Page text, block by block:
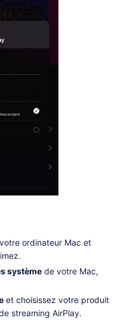
ordinateur Mac et
système de votre Mac,
et choisissez votre produit
streaming AirPlay.